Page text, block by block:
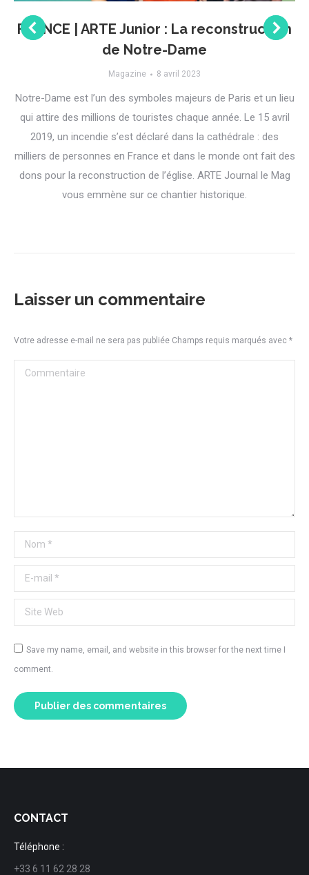
FRANCE | ARTE Junior : La reconstruction
de Notre-Dame
Magazine 8 avril 2023
Notre-Dame est l’un des symboles majeurs de Paris et un lieu
qui attire des millions de touristes chaque année. Le 15 avril
2019, un incendie s’est déclaré dans la cathédrale : des
milliers de personnes en France et dans le monde ont fait des
dons pour la reconstruction de l’église. ARTE Journal le Mag
vous emmène sur ce chantier historique.
Laisser un commentaire
Votre adresse e-mail ne sera pas publiée Champs requis marqués avec *
Commentaire
Nom *
E-mail *
Site Web
Save my name, email, and website in this browser for the next time I
comment.
Publier des commentaires
CONTACT
Téléphone :
+33 6 11 62 28 28